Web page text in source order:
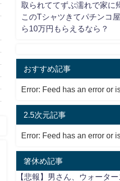
取られててずぶ濡れで家に
このTシャツきてパチンコ
ら10万円もらえるなら？
おすすめ記事
Error: Feed has an error or
2.5次元記事
Error: Feed has an error or
箸休め記事
【悲報】男さん、ウォータ